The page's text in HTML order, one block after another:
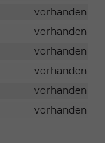
vorhanden
vorhanden
vorhanden
vorhanden
vorhanden
vorhanden